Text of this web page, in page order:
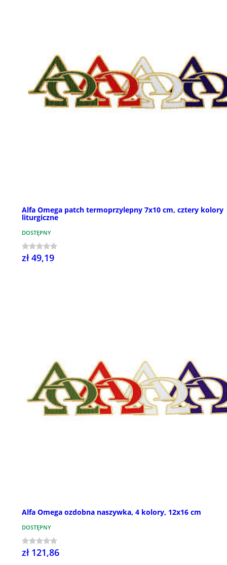
Alfa Omega patch termoprzylepny 7x10 cm, cztery kolory
liturgiczne
DOSTĘPNY
zł 49,19
Alfa Omega ozdobna naszywka, 4 kolory, 12x16 cm
DOSTĘPNY
zł 121,86